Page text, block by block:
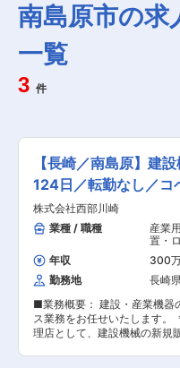
南島原市の求
一覧
3 件
【長崎／南島原】建
124日／転勤なし／コ
実績〜
株式会社西部川崎
業種 / 職種
産業
置・
輸送
械・
年収 300
勤務地
長崎
■業務概要： 建設・産業機器
ス業務をお任せいたします。 ＊コベルコ建機の代
理店として、建設機械の新規